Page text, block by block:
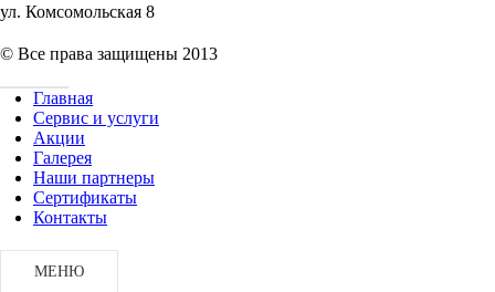
ул. Комсомольская 8
© Все права защищены 2013
Главная
Сервис и услуги
Акции
Галерея
Наши партнеры
Сертификаты
Контакты
МЕНЮ